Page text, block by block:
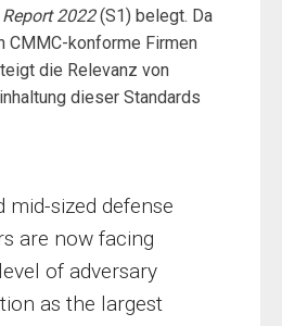
2022(S1) belegt. Da
CMMC-konforme Firmen
die Relevanz von
dieser Standards
mid-sized defense
are now facing
of adversary
as the largest